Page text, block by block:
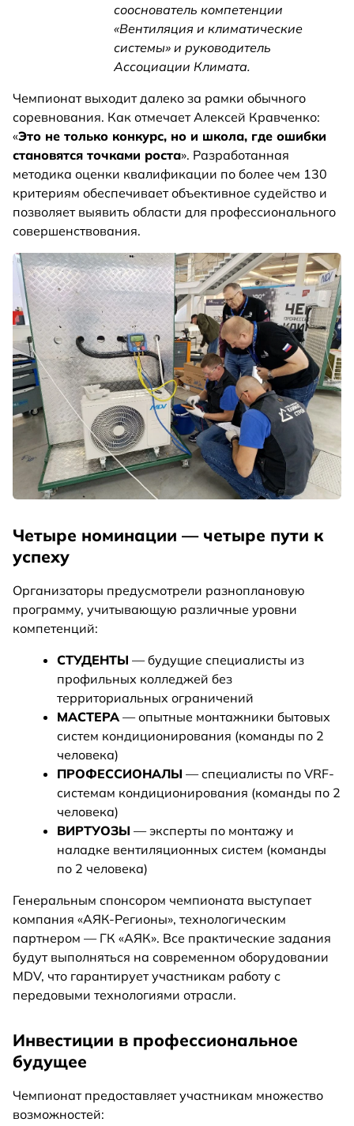
сооснователь компетенции
«Вентиляция и климатические
системы» и руководитель
Ассоциации Климата.
Чемпионат выходит далеко за рамки обычного
соревнования. Как отмечает Алексей Кравченко:
«Это не только конкурс, но и школа, где ошибки
становятся точками роста». Разработанная
методика оценки квалификации по более чем 130
критериям обеспечивает объективное судейство и
позволяет выявить области для профессионального
совершенствования.
Четыре номинации — четыре пути к
успеху
Организаторы предусмотрели разноплановую
программу, учитывающую различные уровни
компетенций:
СТУДЕНТЫ — будущие специалисты из
профильных колледжей без
территориальных ограничений
МАСТЕРА— опытные монтажники бытовых
систем кондиционирования (команды по 2
человека)
ПРОФЕССИОНАЛЫ — специалисты по VRF-
системам кондиционирования (команды по 2
человека)
ВИРТУОЗЫ — эксперты по монтажу и
наладке вентиляционных систем (команды
по 2 человека)
Генеральным спонсором чемпионата выступает
компания «АЯК-Регионы», технологическим
партнером — ГК «АЯК». Все практические задания
будут выполняться на современном оборудовании
MDV, что гарантирует участникам работу с
передовыми технологиями отрасли.
Инвестиции в профессиональное
будущее
Чемпионат предоставляет участникам множество
возможностей: